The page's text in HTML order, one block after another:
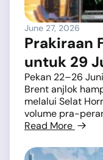
June 27, 2026
Prakiraan
untuk 29
Pekan 22–26
Brent anjlok
melalui Selat
volume pra-
Read More